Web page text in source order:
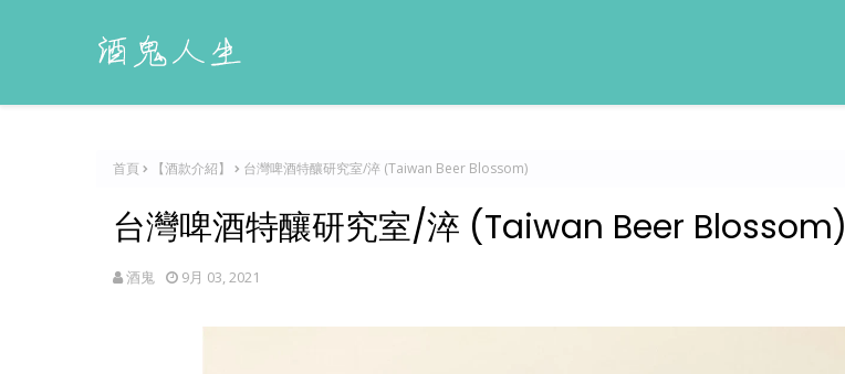
首頁 【酒款介紹】 台灣啤酒特釀研究室/淬 (Taiwan Beer Blossom)
台灣啤酒特釀研究室/淬 (Taiwan Beer Blossom)
酒鬼 9月 03, 2021